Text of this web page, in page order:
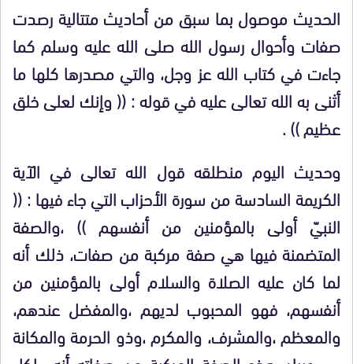
الحديث موصول بما سبق من أحاديث متتالية رصدت
صفات وأحوال رسول الله صلى الله عليه وسلم كما
جاءت في كتاب الله عز وجل، والتي مصدرها كلها ما
أثنى به الله تعالى عليه في قوله : (( وإنك لعلى خلق
عظيم)) .
وحديث اليوم منطلقه قول الله تعالى في الآية
الكريمة السادسة من سورة الأحزاب التي جاء فيها : ((
النبيّ أولى بالمؤمنين من أنفسهم )) ،والصفة
المتضمنة فيها هي صفة مركبة من صفات، ذلك أنه
لما كان عليه الصلاة والسلام أولى بالمؤمنين من
أنفسهم، فهو المحبوب لديهم ،والمفضل عندهم،
والمعظم ،والمشرف، والمكرم ،وذو الحرمة والمكانة